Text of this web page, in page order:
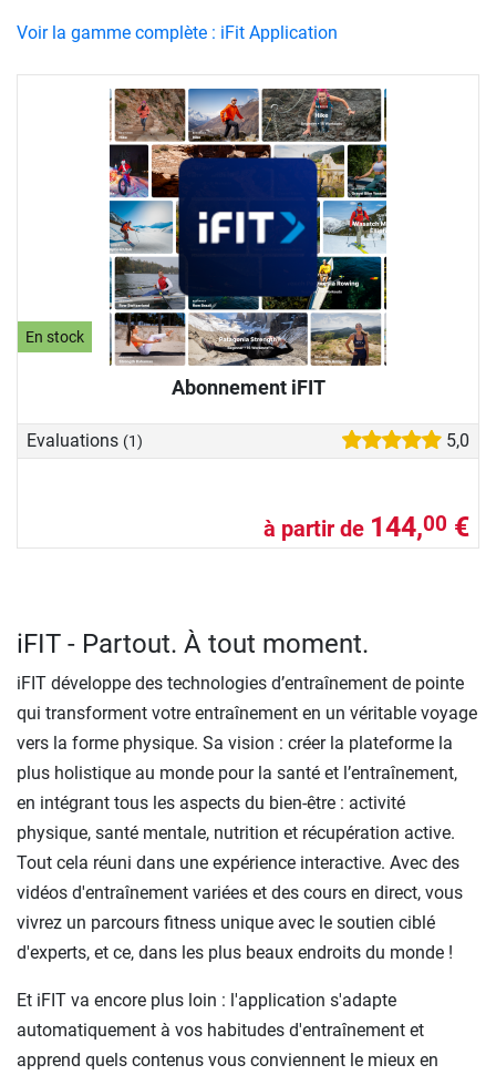
En stock
Abonnement iFIT
Evaluations (1) 5,0
à partir de 144,00 €
Voir la gamme complète : iFit Application
iFIT - Partout. À tout moment.
iFIT développe des technologies d’entraînement de pointe
qui transforment votre entraînement en un véritable voyage
vers la forme physique. Sa vision : créer la plateforme la
plus holistique au monde pour la santé et l’entraînement,
en intégrant tous les aspects du bien-être : activité
physique, santé mentale, nutrition et récupération active.
Tout cela réuni dans une expérience interactive. Avec des
vidéos d'entraînement variées et des cours en direct, vous
vivrez un parcours fitness unique avec le soutien ciblé
d'experts, et ce, dans les plus beaux endroits du monde !
Et iFIT va encore plus loin : l'application s'adapte
automatiquement à vos habitudes d'entraînement et
apprend quels contenus vous conviennent le mieux en